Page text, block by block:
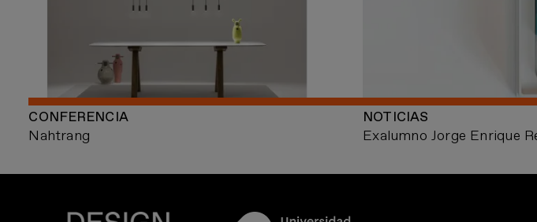
Nahtrang
CONFERENCIA
Exalumno Jorge Enrique
NOTICIAS